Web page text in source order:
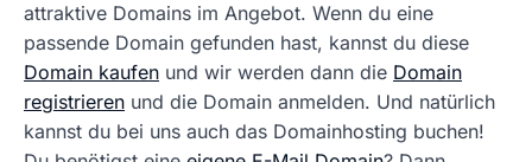
attraktive Domains im Angebot. Wenn du eine
passende Domain gefunden hast, kannst du diese
Domain kaufen und wir werden dann die Domain
registrieren und die Domain anmelden. Und natürlich
kannst du bei uns auch das Domainhosting buchen!